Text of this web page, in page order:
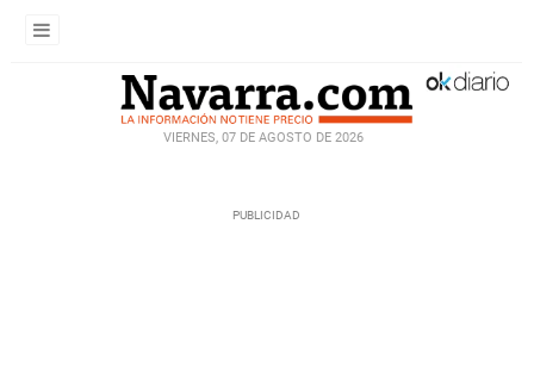
VIERNES, 07 DE AGOSTO DE 2026